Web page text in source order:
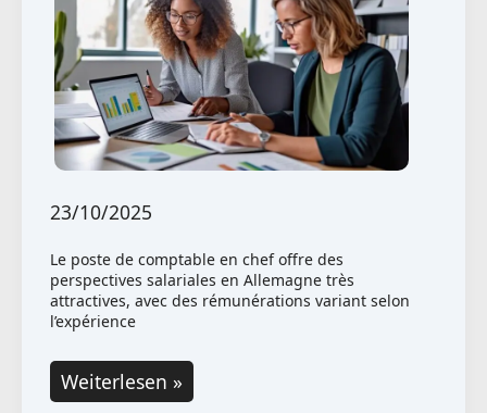
23/10/2025
Le poste de comptable en chef offre des
perspectives salariales en Allemagne très
attractives, avec des rémunérations variant selon
l’expérience
Comptable
Weiterlesen »